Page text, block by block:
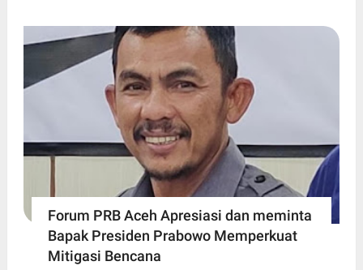
Forum PRB Aceh Apresiasi dan meminta
Bapak Presiden Prabowo Memperkuat
Mitigasi Bencana